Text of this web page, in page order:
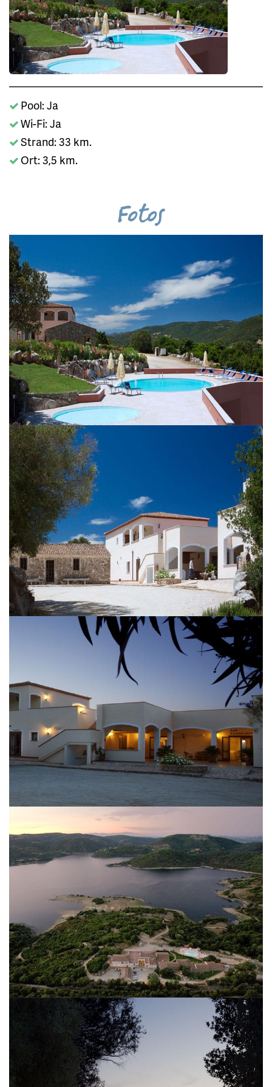
Pool: Ja
Wi-Fi: Ja
Strand: 33 km.
Ort: 3,5 km.
Fotos